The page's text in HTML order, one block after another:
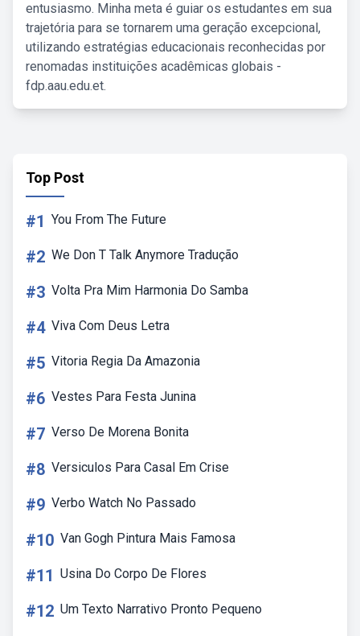
entusiasmo. Minha meta é guiar os estudantes em sua
trajetória para se tornarem uma geração excepcional,
utilizando estratégias educacionais reconhecidas por
renomadas instituições acadêmicas globais -
fdp.aau.edu.et.
Top Post
#1 You From The Future
#2 We Don T Talk Anymore Tradução
#3 Volta Pra Mim Harmonia Do Samba
#4 Viva Com Deus Letra
#5 Vitoria Regia Da Amazonia
#6 Vestes Para Festa Junina
#7 Verso De Morena Bonita
#8 Versiculos Para Casal Em Crise
#9 Verbo Watch No Passado
#10 Van Gogh Pintura Mais Famosa
#11 Usina Do Corpo De Flores
#12 Um Texto Narrativo Pronto Pequeno